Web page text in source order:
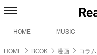
HOME MUSIC
HOME BOOK 漫画 コラム